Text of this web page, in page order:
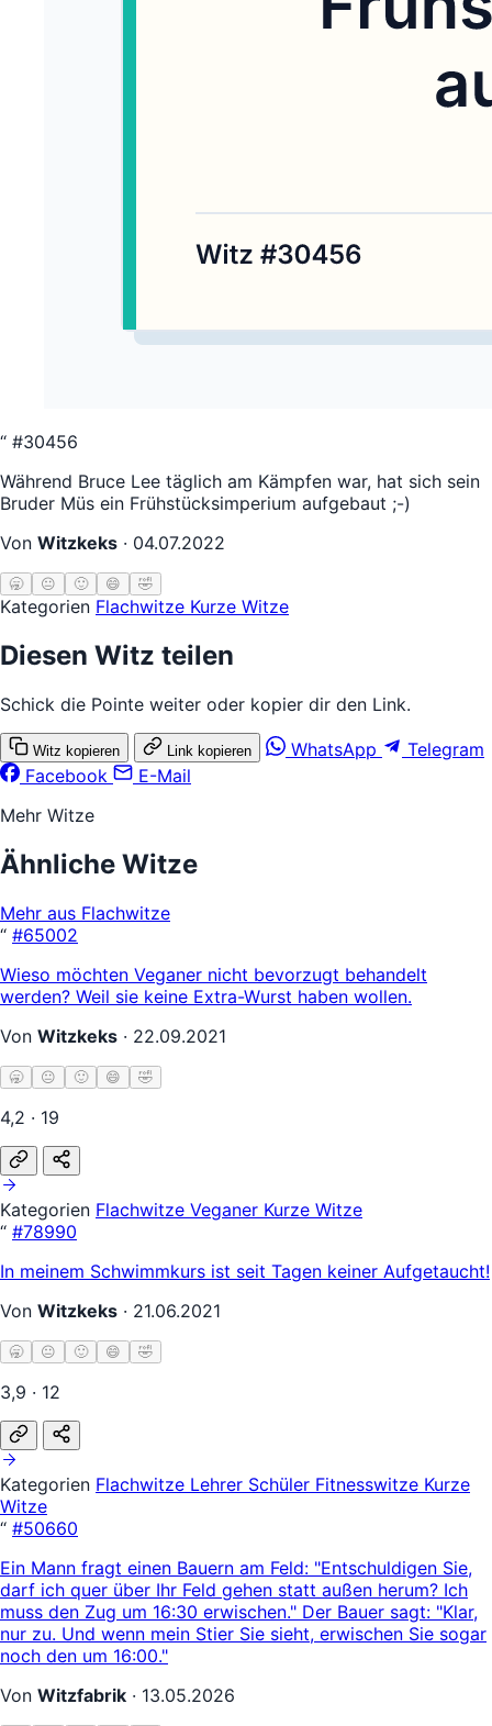
“ #30456
Während Bruce Lee täglich am Kämpfen war, hat sich sein
Bruder Müs ein Frühstücksimperium aufgebaut ;-)
Von Witzkeks · 04.07.2022
🥱 😐 🙂 😄 🤣
Kategorien Flachwitze Kurze Witze
Diesen Witz teilen
Schick die Pointe weiter oder kopier dir den Link.
Witz kopieren Link kopieren WhatsApp
Telegram
Facebook
E-Mail
Mehr Witze
Ähnliche Witze
Mehr aus Flachwitze
“ #65002
Wieso möchten Veganer nicht bevorzugt behandelt
werden? Weil sie keine Extra-Wurst haben wollen.
Von Witzkeks · 22.09.2021
🥱 😐 🙂 😄 🤣
4,2 · 19
Kategorien Flachwitze Veganer Kurze Witze
“ #78990
In meinem Schwimmkurs ist seit Tagen keiner Aufgetaucht!
Von Witzkeks · 21.06.2021
🥱 😐 🙂 😄 🤣
3,9 · 12
Kategorien Flachwitze Lehrer Schüler Fitnesswitze Kurze
Witze
“ #50660
Ein Mann fragt einen Bauern am Feld: "Entschuldigen Sie,
darf ich quer über Ihr Feld gehen statt außen herum? Ich
muss den Zug um 16:30 erwischen." Der Bauer sagt: "Klar,
nur zu. Und wenn mein Stier Sie sieht, erwischen Sie sogar
noch den um 16:00."
Von Witzfabrik · 13.05.2026